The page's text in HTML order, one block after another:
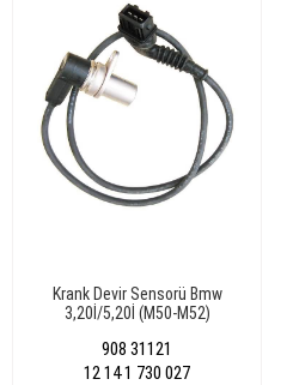
Krank Devir Sensorü Bmw
3,20İ/5,20İ (M50-M52)
908 31121
12 14 1 730 027